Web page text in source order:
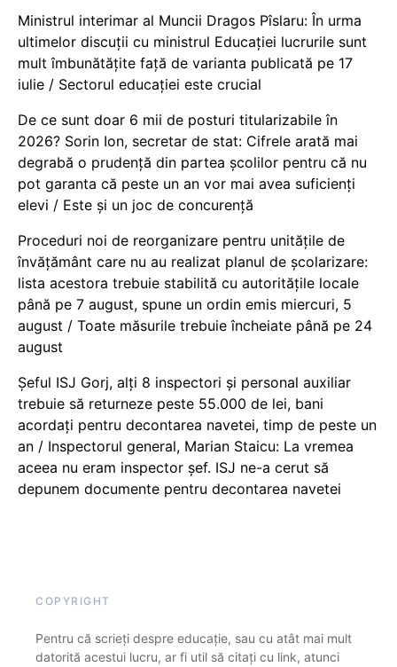
Ministrul interimar al Muncii Dragos Pîslaru: În urma
ultimelor discuții cu ministrul Educației lucrurile sunt
mult îmbunătățite față de varianta publicată pe 17
iulie / Sectorul educației este crucial
De ce sunt doar 6 mii de posturi titularizabile în
2026? Sorin Ion, secretar de stat: Cifrele arată mai
degrabă o prudență din partea școlilor pentru că nu
pot garanta că peste un an vor mai avea suficienți
elevi / Este și un joc de concurență
Proceduri noi de reorganizare pentru unitățile de
învățământ care nu au realizat planul de școlarizare:
lista acestora trebuie stabilită cu autoritățile locale
până pe 7 august, spune un ordin emis miercuri, 5
august / Toate măsurile trebuie încheiate până pe 24
august
Șeful ISJ Gorj, alți 8 inspectori și personal auxiliar
trebuie să returneze peste 55.000 de lei, bani
acordați pentru decontarea navetei, timp de peste un
an / Inspectorul general, Marian Staicu: La vremea
aceea nu eram inspector șef. ISJ ne-a cerut să
depunem documente pentru decontarea navetei
COPYRIGHT
Pentru că scrieți despre educație, sau cu atât mai mult
datorită acestui lucru, ar fi util să citați cu link, atunci